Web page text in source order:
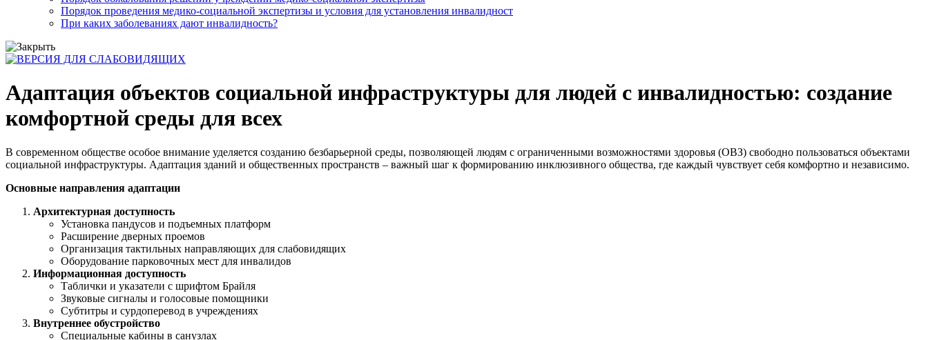
Порядок проведения медико-социальной экспертизы и условия для установления инвалидност
При каких заболеваниях дают инвалидность?
Адаптация объектов социальной инфраструктуры для людей с инвалидностью: создание
комфортной среды для всех
В современном обществе особое внимание уделяется созданию безбарьерной среды, позволяющей людям с ограниченными возможностями здоровья (ОВЗ) свободно пользоваться объектами
социальной инфраструктуры. Адаптация зданий и общественных пространств – важный шаг к формированию инклюзивного общества, где каждый чувствует себя комфортно и независимо.
Основные направления адаптации
Архитектурная доступность
Установка пандусов и подъемных платформ
Расширение дверных проемов
Организация тактильных направляющих для слабовидящих
Оборудование парковочных мест для инвалидов
Информационная доступность
Таблички и указатели с шрифтом Брайля
Звуковые сигналы и голосовые помощники
Субтитры и сурдоперевод в учреждениях
Внутреннее обустройство
Специальные кабины в санузлах